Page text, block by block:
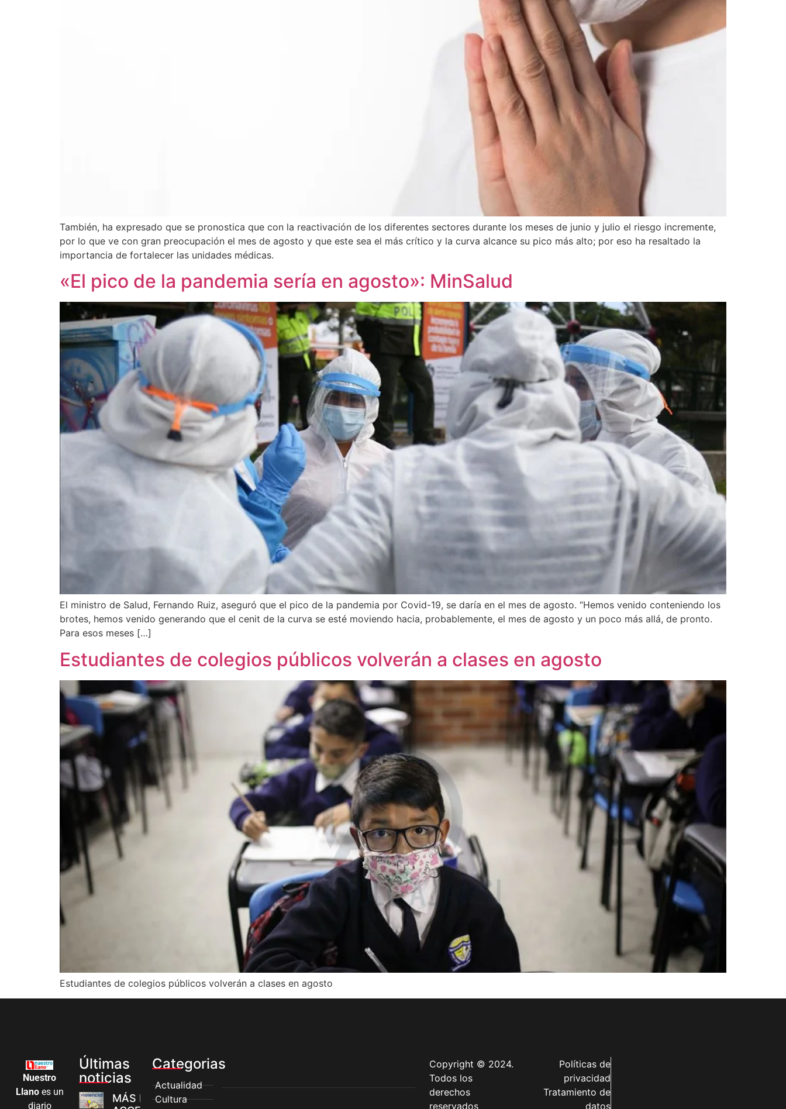
También, ha expresado que se pronostica que con la reactivación de los diferentes sectores durante los meses de junio y julio el riesgo incremente,
por lo que ve con gran preocupación el mes de agosto y que este sea el más crítico y la curva alcance su pico más alto; por eso ha resaltado la
importancia de fortalecer las unidades médicas.
«El pico de la pandemia sería en agosto»: MinSalud
El ministro de Salud, Fernando Ruiz, aseguró que el pico de la pandemia por Covid-19, se daría en el mes de agosto. “Hemos venido conteniendo los
brotes, hemos venido generando que el cenit de la curva se esté moviendo hacia, probablemente, el mes de agosto y un poco más allá, de pronto.
Para esos meses […]
Estudiantes de colegios públicos volverán a clases en agosto
Estudiantes de colegios públicos volverán a clases en agosto
Nuestro
Llanoes un
diario
Últimas
noticias
MÁS MUJERES
Categorias
Actualidad
Cultura
Copyright © 2024.
Todos los
derechos
reservados
Políticas de
privacidad
Tratamiento de
datos